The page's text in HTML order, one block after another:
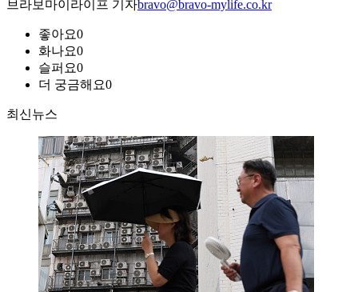
브라보마이라이프 기자bravo@bravo-mylife.co.kr
좋아요0
화나요0
슬퍼요0
더 궁금해요0
최신뉴스